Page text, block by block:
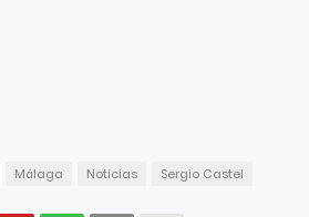
Málaga Noticias Sergio Castel